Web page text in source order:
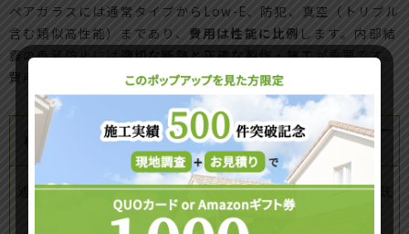
ペアガラスには通常タイプからLow-E、防犯、真空（トリプル
含む類似高性能）まであり、 費用は性能に比例 します。内部結
露の再発防止には適切な断熱と正確な製作・施工が重要です。
費用と性能のバランスを下の一覧で整理しました。
種類 費用目安（1枚） 性能・特徴
向いているケー
通常ペ
小窓2万台後半～/
掃き出し6万円前後
基本断熱。結露
対策は標準レベ
ル
コスト重視、既